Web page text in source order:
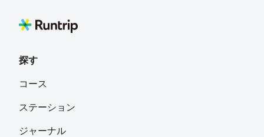
探す
コース
ステーション
ジャーナル